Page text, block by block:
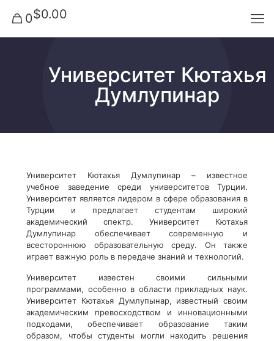
0$0.00
Университет Кютахья
Думлупинар
Университет Кютахья Думлупинар – известное
учебное заведение среди университетов Турции.
Университет является лидером в сфере образования в
Турции и предлагает студентам широкий
академический спектр. Университет Кютахья
Думлупинар обеспечивает современную и
всестороннюю образовательную среду. Он также
играет важную роль в передаче знаний и технологий.
Университет известен своими сильными
программами, особенно в области прикладных наук.
Университет Кютахья Думлупынар, известный своим
академическим превосходством и инновационными
подходами, обеспечивает образование таким
образом, чтобы студенты могли находить решения